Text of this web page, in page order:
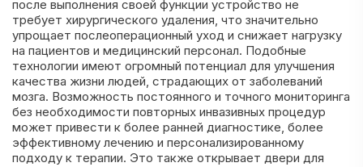
после выполнения своей функции устройство не
требует хирургического удаления, что значительно
упрощает послеоперационный уход и снижает нагрузку
на пациентов и медицинский персонал. Подобные
технологии имеют огромный потенциал для улучшения
качества жизни людей, страдающих от заболеваний
мозга. Возможность постоянного и точного мониторинга
без необходимости повторных инвазивных процедур
может привести к более ранней диагностике, более
эффективному лечению и персонализированному
подходу к терапии. Это также открывает двери для